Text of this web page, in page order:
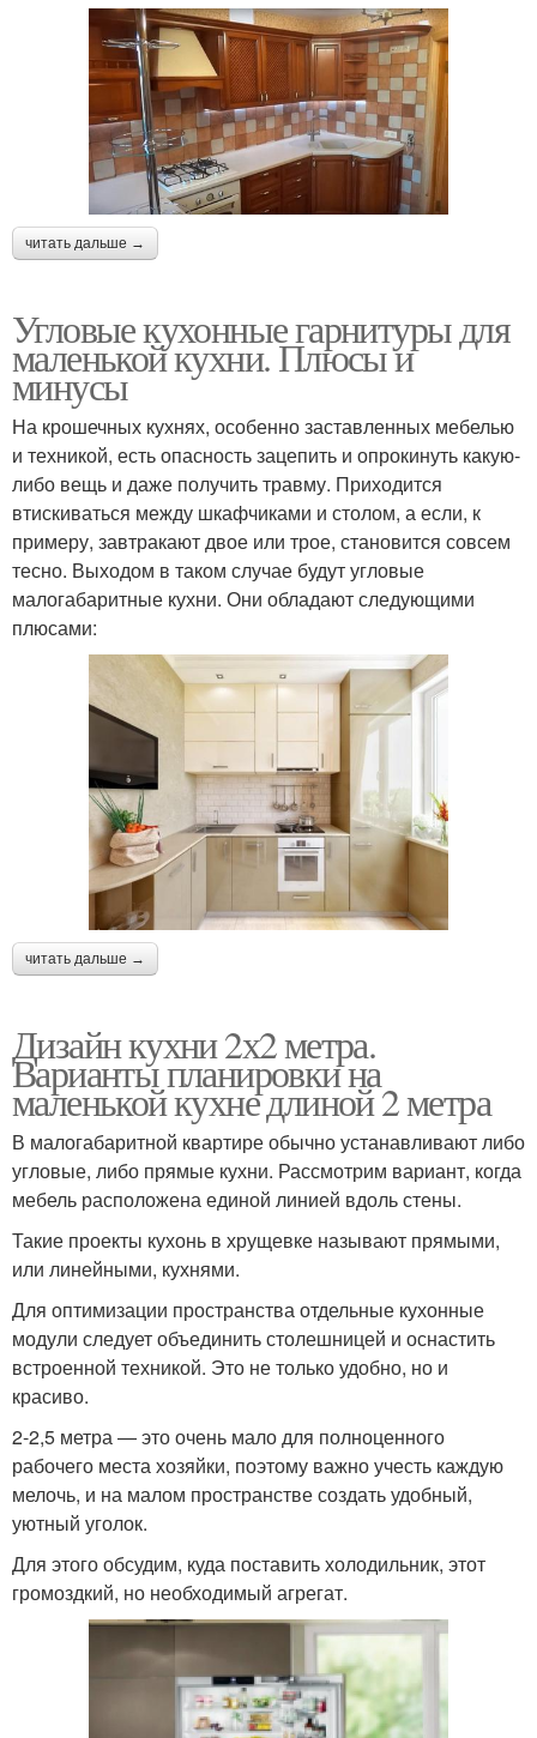
читать дальше →
Угловые кухонные гарнитуры для
маленькой кухни. Плюсы и
минусы
На крошечных кухнях, особенно заставленных мебелью
и техникой, есть опасность зацепить и опрокинуть какую-
либо вещь и даже получить травму. Приходится
втискиваться между шкафчиками и столом, а если, к
примеру, завтракают двое или трое, становится совсем
тесно. Выходом в таком случае будут угловые
малогабаритные кухни. Они обладают следующими
плюсами:
читать дальше →
Дизайн кухни 2х2 метра.
Варианты планировки на
маленькой кухне длиной 2 метра
В малогабаритной квартире обычно устанавливают либо
угловые, либо прямые кухни. Рассмотрим вариант, когда
мебель расположена единой линией вдоль стены.
Такие проекты кухонь в хрущевке называют прямыми,
или линейными, кухнями.
Для оптимизации пространства отдельные кухонные
модули следует объединить столешницей и оснастить
встроенной техникой. Это не только удобно, но и
красиво.
2-2,5 метра — это очень мало для полноценного
рабочего места хозяйки, поэтому важно учесть каждую
мелочь, и на малом пространстве создать удобный,
уютный уголок.
Для этого обсудим, куда поставить холодильник, этот
громоздкий, но необходимый агрегат.